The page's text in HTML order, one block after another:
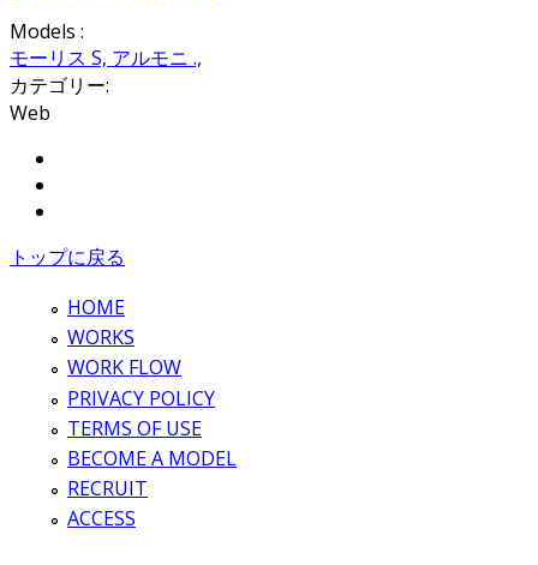
Models :
モーリス S, アルモニ .,
カテゴリー:
Web
トップに戻る
HOME
WORKS
WORK FLOW
PRIVACY POLICY
TERMS OF USE
BECOME A MODEL
RECRUIT
ACCESS